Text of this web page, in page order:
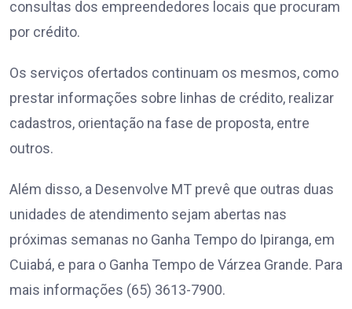
consultas dos empreendedores locais que procuram
por crédito.
Os serviços ofertados continuam os mesmos, como
prestar informações sobre linhas de crédito, realizar
cadastros, orientação na fase de proposta, entre
outros.
Além disso, a Desenvolve MT prevê que outras duas
unidades de atendimento sejam abertas nas
próximas semanas no Ganha Tempo do Ipiranga, em
Cuiabá, e para o Ganha Tempo de Várzea Grande. Para
mais informações (65) 3613-7900.